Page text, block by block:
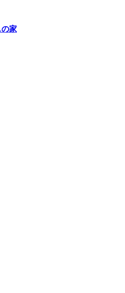
の家